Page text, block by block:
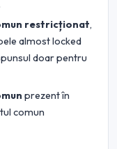
restricționat,
almost locked
doar pentru
prezent în
comun